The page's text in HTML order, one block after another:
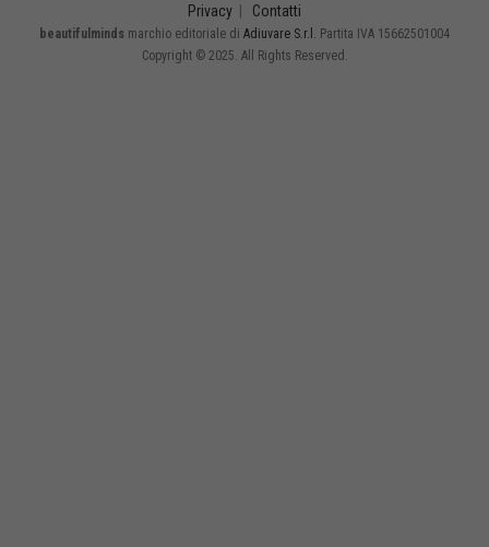
Privacy Contatti
beautifulminds marchio editoriale di Adiuvare S.r.l.
Partita IVA 15662501004
Copyright © 2025. All Rights Reserved.